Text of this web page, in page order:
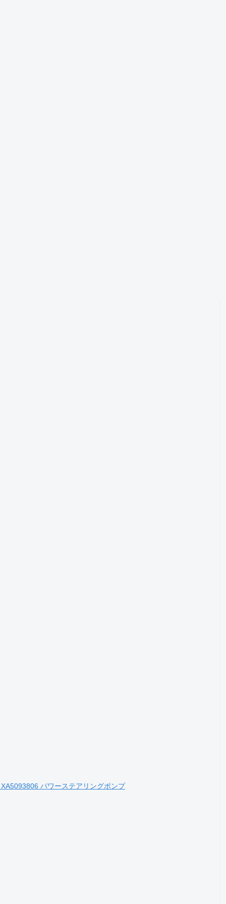
パワーステアリングポンプ